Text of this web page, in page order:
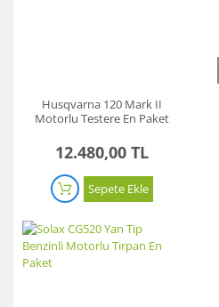
Husqvarna 120 Mark II
Motorlu Testere En Paket
12.480,00 TL
Sepete Ekle